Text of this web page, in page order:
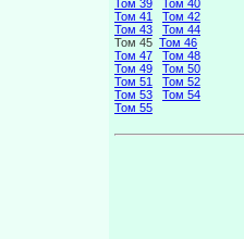
Том 39
Том 40
Том 41
Том 42
Том 43
Том 44
Том 45 Том 46
Том 47
Том 48
Том 49
Том 50
Том 51
Том 52
Том 53
Том 54
Том 55